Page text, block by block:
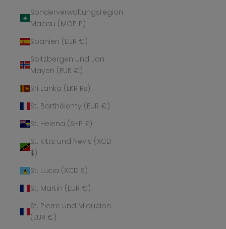
Sonderverwaltungsregion
Macau (MOP P)
Spanien (EUR €)
Spitzbergen und Jan
Mayen (EUR €)
Sri Lanka (LKR ₨)
St. Barthélemy (EUR €)
St. Helena (SHP £)
St. Kitts und Nevis (XCD
$)
St. Lucia (XCD $)
St. Martin (EUR €)
St. Pierre und Miquelon
(EUR €)